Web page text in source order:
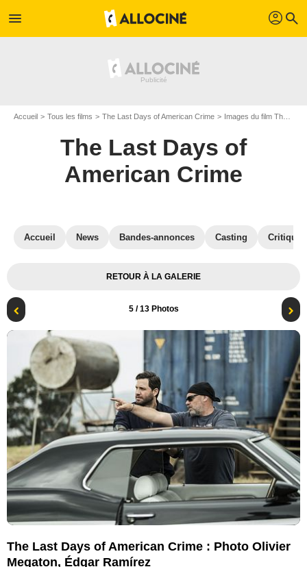
menu profil search
Accueil Tous les films The Last Days of American Crime Images du film The Last Days of American Crime
The Last Days of
American Crime
Accueil News Bandes-annonces Casting
RETOUR À LA GALERIE
5/ 13 Photos
The Last Days of American Crime : Photo Olivier
Megaton, Édgar Ramírez